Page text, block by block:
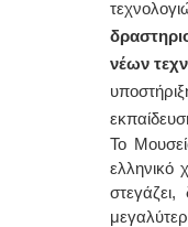
νέων
Το
ελληνικό
στεγάζει,